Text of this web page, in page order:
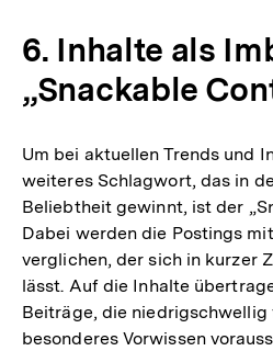
6. Inhalte als
„Snackable
Um bei aktuellen Trends und
weiteres Schlagwort, das in
Beliebtheit gewinnt, ist der
Dabei werden die Postings
verglichen, der sich in kurzer
lässt. Auf die Inhalte
Beiträge, die
besonderes Vorwissen